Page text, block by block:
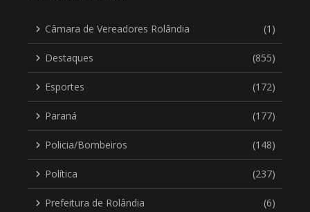
Câmara de Vereadores Rolândia (1)
Destaques (855)
Esportes (172)
Paraná (177)
Policia/Bombeiros (148)
Política (237)
Prefeitura de Rolândia (6)